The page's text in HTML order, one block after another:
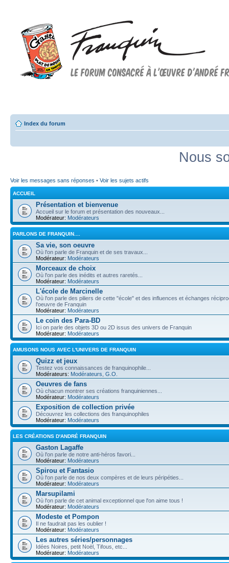
Index du forum
Nous
Voir les messages sans réponses • Voir les sujets actifs
ACCUEIL
Présentation et bienvenue
Accueil sur le forum et présentation des nouveaux...
Modérateur: Modérateurs
PARLONS DE FRANQUIN....
Sa vie, son oeuvre
Où l'on parle de Franquin et de ses travaux...
Modérateur: Modérateurs
Morceaux de choix
Où l'on parle des inédits et autres raretés...
Modérateur: Modérateurs
L'école de Marcinelle
Où l'on parle des piliers de cette "école" et des influences et échanges
l'oeuvre de Franquin
Modérateur: Modérateurs
Le coin des Para-BD
Ici on parle des objets 3D ou 2D issus des univers de Franquin
Modérateur: Modérateurs
AMUSONS NOUS AVEC L'UNIVERS DE FRANQUIN
Quizz et jeux
Testez vos connaissances de franquinophile...
Modérateurs: Modérateurs G.O.
Oeuvres de fans
Où chacun montrer ses créations franquiniennes...
Modérateur: Modérateurs
Exposition de collection privée
Découvrez les collections des franquinophiles
Modérateur: Modérateurs
LES CRÉATIONS D'ANDRÉ FRANQUIN
Gaston Lagaffe
Où l'on parle de notre anti-héros favori...
Modérateur: Modérateurs
Spirou et Fantasio
Où l'on parle de nos deux compères et de leurs péripéties...
Modérateur: Modérateurs
Marsupilami
Où l'on parle de cet animal exceptionnel que l'on aime tous !
Modérateur: Modérateurs
Modeste et Pompon
Il ne faudrait pas les oublier !
Modérateur: Modérateurs
Les autres séries/personnages
Idées Noires, petit Noël, Tifous, etc...
Modérateur: Modérateurs